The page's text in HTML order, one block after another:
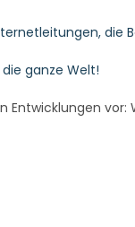
die
ganze Welt!
vor: